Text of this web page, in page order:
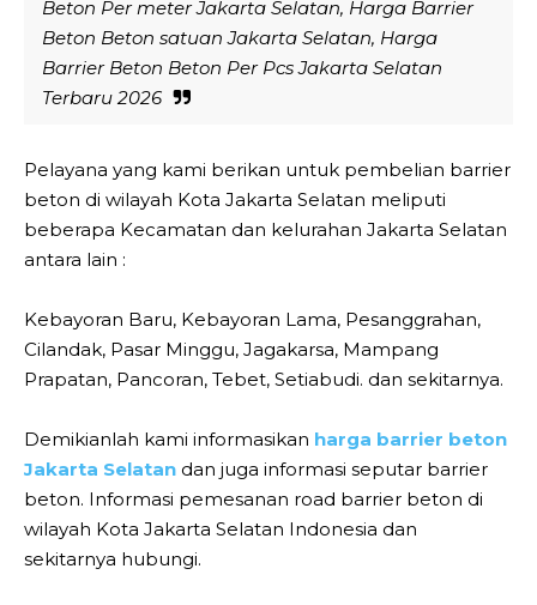
Beton Per meter Jakarta Selatan, Harga Barrier
Beton Beton satuan Jakarta Selatan, Harga
Barrier Beton Beton Per Pcs Jakarta Selatan
Terbaru 2026
Pelayana yang kami berikan untuk pembelian barrier
beton di wilayah Kota Jakarta Selatan meliputi
beberapa Kecamatan dan kelurahan Jakarta Selatan
antara lain :
Kebayoran Baru, Kebayoran Lama, Pesanggrahan,
Cilandak, Pasar Minggu, Jagakarsa, Mampang
Prapatan, Pancoran, Tebet, Setiabudi. dan sekitarnya.
Demikianlah kami informasikan harga barrier beton
Jakarta Selatan dan juga informasi seputar barrier
beton. Informasi pemesanan road barrier beton di
wilayah Kota Jakarta Selatan Indonesia dan
sekitarnya hubungi.